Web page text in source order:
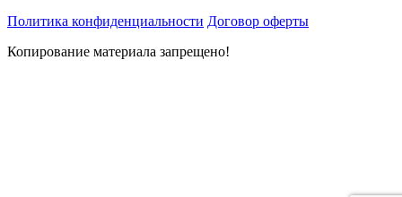
Политика конфиденциальности Договор оферты
Копирование материала запрещено!